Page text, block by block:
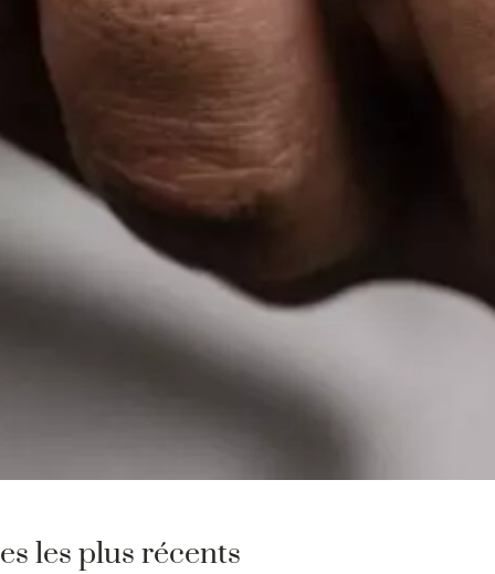
les plus récents